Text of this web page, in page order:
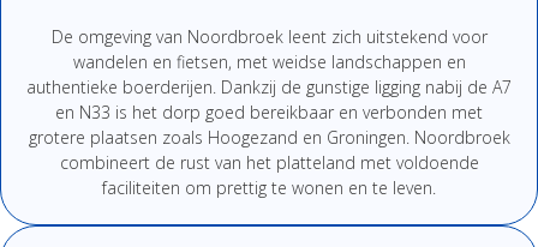
De omgeving van Noordbroek leent zich uitstekend voor
wandelen en fietsen, met weidse landschappen en
authentieke boerderijen. Dankzij de gunstige ligging nabij de A7
en N33 is het dorp goed bereikbaar en verbonden met
grotere plaatsen zoals Hoogezand en Groningen. Noordbroek
combineert de rust van het platteland met voldoende
faciliteiten om prettig te wonen en te leven.